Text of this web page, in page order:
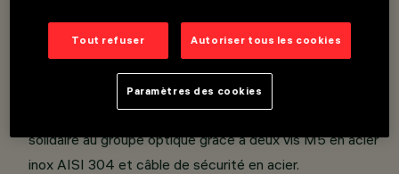
Réalisé en aluminium moulé sous pression recouvert
d'une peinture liquide à forte résistance aux agents
atmosphériques et aux rayons UV; verre de sécurité
calco-sodique trempé de 5 mm d'épaisseur; collerette
solidaire au groupe optique grâce à deux vis M5 en acier
inox AISI 304 et câble de sécurité en acier.
Tout refuser Autoriser tous les cookies
Paramètres des cookies